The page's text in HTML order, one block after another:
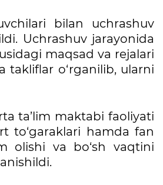
bilan uchrashuv
Uchrashuv jarayonida
maqsad va rejalari
o‘rganilib, ularni
ta’lim maktabi faoliyati
to‘garaklari hamda fan
olishi va bo‘sh vaqtini